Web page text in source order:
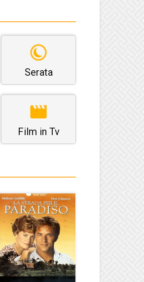
Serata
Film in Tv